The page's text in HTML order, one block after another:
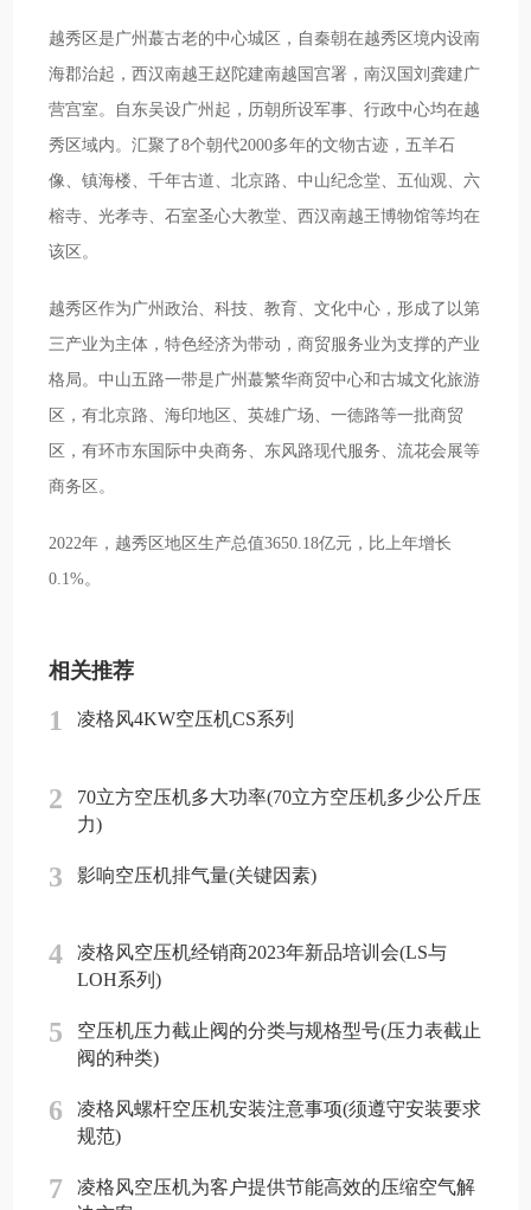
越秀区是广州蕞古老的中心城区，自秦朝在越秀区境内设南
海郡治起，西汉南越王赵陀建南越国宫署，南汉国刘龚建广
营宫室。自东吴设广州起，历朝所设军事、行政中心均在越
秀区域内。汇聚了8个朝代2000多年的文物古迹，五羊石
像、镇海楼、千年古道、北京路、中山纪念堂、五仙观、六
榕寺、光孝寺、石室圣心大教堂、西汉南越王博物馆等均在
该区。
越秀区作为广州政治、科技、教育、文化中心，形成了以第
三产业为主体，特色经济为带动，商贸服务业为支撑的产业
格局。中山五路一带是广州蕞繁华商贸中心和古城文化旅游
区，有北京路、海印地区、英雄广场、一德路等一批商贸
区，有环市东国际中央商务、东风路现代服务、流花会展等
商务区。
2022年，越秀区地区生产总值3650.18亿元，比上年增长
0.1%。
相关推荐
1 凌格风4KW空压机CS系列
2
70立方空压机多大功率(70立方空压机多少公斤压
力)
3 影响空压机排气量(关键因素)
4
凌格风空压机经销商2023年新品培训会(LS与
LOH系列)
5
空压机压力截止阀的分类与规格型号(压力表截止
阀的种类)
6
凌格风螺杆空压机安装注意事项(须遵守安装要求
规范)
7
凌格风空压机为客户提供节能高效的压缩空气解